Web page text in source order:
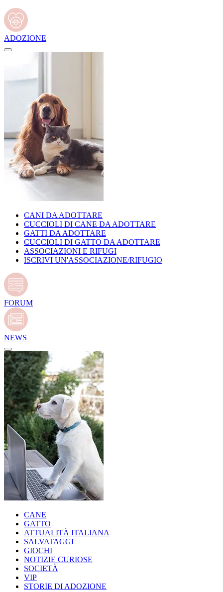
ADOZIONE
CANI DA ADOTTARE
CUCCIOLI DI CANE DA ADOTTARE
GATTI DA ADOTTARE
CUCCIOLI DI GATTO DA ADOTTARE
ASSOCIAZIONI E RIFUGI
ISCRIVI UN'ASSOCIAZIONE/RIFUGIO
FORUM
NEWS
CANE
GATTO
ATTUALITÀ ITALIANA
SALVATAGGI
GIOCHI
NOTIZIE CURIOSE
SOCIETÀ
VIP
STORIE DI ADOZIONE